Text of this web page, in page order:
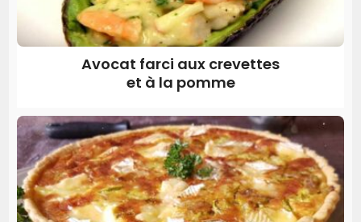
Avocat farci aux crevettes
et à la pomme